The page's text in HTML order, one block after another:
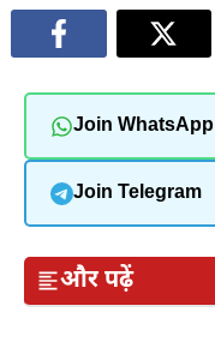
Join WhatsApp
Join Telegram
और पढ़ें